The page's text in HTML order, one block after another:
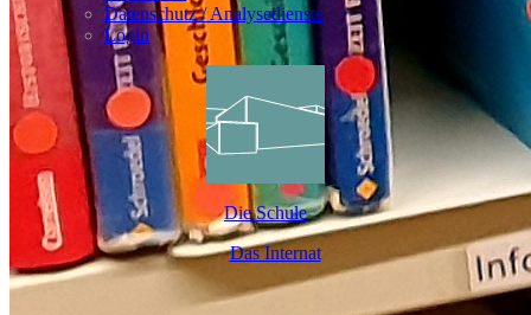
Datenschutz / Analysedienste
Login
Die Schule